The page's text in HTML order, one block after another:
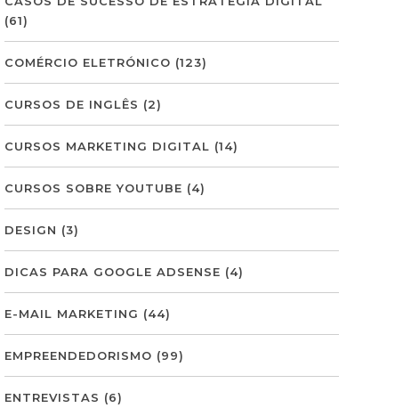
(61)
COMÉRCIO ELETRÓNICO (123)
CURSOS DE INGLÊS (2)
CURSOS MARKETING DIGITAL (14)
CURSOS SOBRE YOUTUBE (4)
DESIGN (3)
DICAS PARA GOOGLE ADSENSE (4)
E-MAIL MARKETING (44)
EMPREENDEDORISMO (99)
ENTREVISTAS (6)